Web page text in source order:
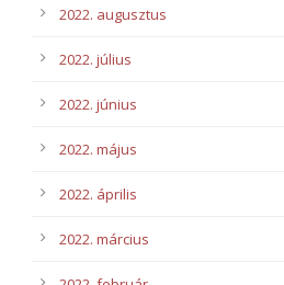
2022. augusztus
2022. július
2022. június
2022. május
2022. április
2022. március